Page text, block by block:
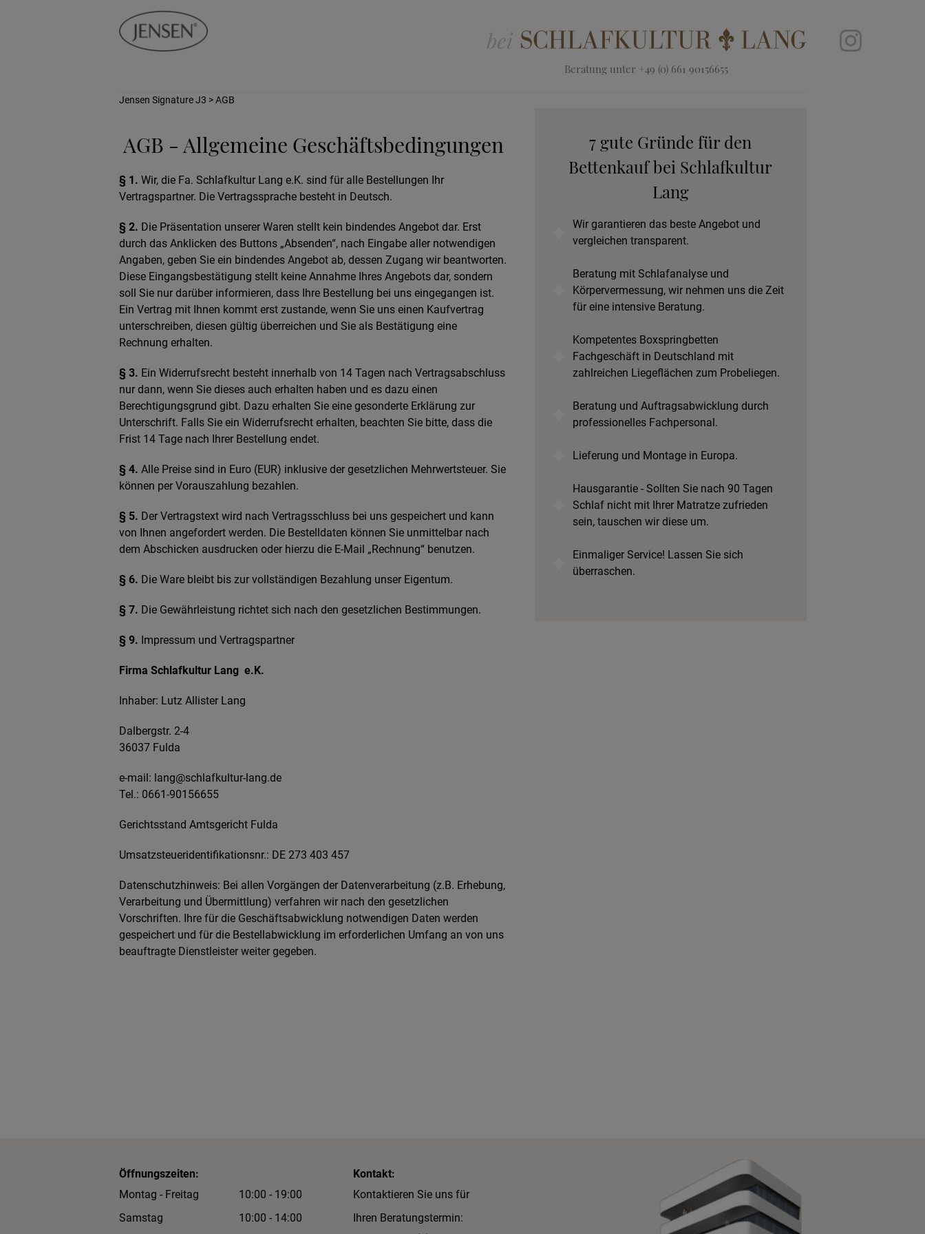
Beratung unter +49 (0) 661 90156655
Jensen Signature J3 > AGB
AGB - Allgemeine Geschäftsbedingungen
§ 1. Wir, die Fa. Schlafkultur Lang e.K. sind für alle Bestellungen Ihr
Vertragspartner. Die Vertragssprache besteht in Deutsch.
§ 2. Die Präsentation unserer Waren stellt kein bindendes Angebot dar. Erst
durch das Anklicken des Buttons „Absenden“, nach Eingabe aller notwendigen
Angaben, geben Sie ein bindendes Angebot ab, dessen Zugang wir beantworten.
Diese Eingangsbestätigung stellt keine Annahme Ihres Angebots dar, sondern
soll Sie nur darüber informieren, dass Ihre Bestellung bei uns eingegangen ist.
Ein Vertrag mit Ihnen kommt erst zustande, wenn Sie uns einen Kaufvertrag
unterschreiben, diesen gültig überreichen und Sie als Bestätigung eine
Rechnung erhalten.
§ 3. Ein Widerrufsrecht besteht innerhalb von 14 Tagen nach Vertragsabschluss
nur dann, wenn Sie dieses auch erhalten haben und es dazu einen
Berechtigungsgrund gibt. Dazu erhalten Sie eine gesonderte Erklärung zur
Unterschrift. Falls Sie ein Widerrufsrecht erhalten, beachten Sie bitte, dass die
Frist 14 Tage nach Ihrer Bestellung endet.
§ 4. Alle Preise sind in Euro (EUR) inklusive der gesetzlichen Mehrwertsteuer. Sie
können per Vorauszahlung bezahlen.
§ 5. Der Vertragstext wird nach Vertragsschluss bei uns gespeichert und kann
von Ihnen angefordert werden. Die Bestelldaten können Sie unmittelbar nach
dem Abschicken ausdrucken oder hierzu die E-Mail „Rechnung“ benutzen.
§ 6. Die Ware bleibt bis zur vollständigen Bezahlung unser Eigentum.
§ 7. Die Gewährleistung richtet sich nach den gesetzlichen Bestimmungen.
§ 9. Impressum und Vertragspartner
Firma Schlafkultur Lang e.K.
Inhaber: Lutz Allister Lang
Dalbergstr. 2-4
36037 Fulda
e-mail: lang@schlafkultur-lang.de
Tel.: 0661-90156655
Gerichtsstand Amtsgericht Fulda
Umsatzsteueridentifikationsnr.: DE 273 403 457
Datenschutzhinweis: Bei allen Vorgängen der Datenverarbeitung (z.B. Erhebung,
Verarbeitung und Übermittlung) verfahren wir nach den gesetzlichen
Vorschriften. Ihre für die Geschäftsabwicklung notwendigen Daten werden
gespeichert und für die Bestellabwicklung im erforderlichen Umfang an von uns
beauftragte Dienstleister weiter gegeben.
7 gute Gründe für den
Bettenkauf bei Schlafkultur
Lang
Wir garantieren das beste Angebot und
vergleichen transparent.
Beratung mit Schlafanalyse und
Körpervermessung, wir nehmen uns die Zeit
für eine intensive Beratung.
Kompetentes Boxspringbetten
Fachgeschäft in Deutschland mit
zahlreichen Liegeflächen zum Probeliegen.
Beratung und Auftragsabwicklung durch
professionelles Fachpersonal.
Lieferung und Montage in Europa.
Hausgarantie - Sollten Sie nach 90 Tagen
Schlaf nicht mit Ihrer Matratze zufrieden
sein, tauschen wir diese um.
Einmaliger Service! Lassen Sie sich
überraschen.
Öffnungszeiten:
Montag - Freitag
10:00 - 19:00
Samstag
10:00 - 14:00
Kontakt:
Kontaktieren Sie uns für
Ihren Beratungstermin: